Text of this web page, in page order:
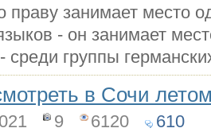
праву занимает место
- он занимает
среди группы
в Сочи
9 6120
610